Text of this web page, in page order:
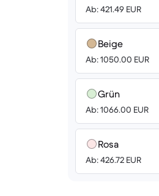
Ab: 421.49 EUR
Beige
Ab: 1050.00 EUR
Grün
Ab: 1066.00 EUR
Rosa
Ab: 426.72 EUR